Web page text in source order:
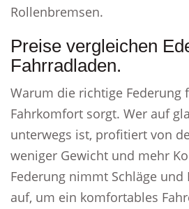
Rollenbremsen.
Preise vergleichen
Fahrradladen.
Warum die richtige Federung
Fahrkomfort sorgt. Wer auf
unterwegs ist, profitiert von
weniger Gewicht und mehr
Federung nimmt Schläge und
auf, um ein komfortables